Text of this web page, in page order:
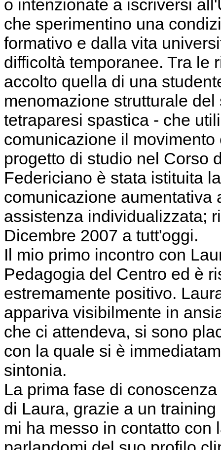
o intenzionate a iscriversi
che sperimentino una
formativo e dalla vita
difficoltà temporanee. Tra le
accolto quella di una
menomazione strutturale
tetraparesi spastica - che
comunicazione il
progetto di studio nel Corso
Federiciano è stata istituita
comunicazione aumentativa
assistenza individualizzata;
Dicembre 2007 a tutt'oggi.
Il mio primo incontro con
Pedagogia del Centro ed è
estremamente positivo.
appariva visibilmente in
che ci attendeva, si sono
con la quale si è
sintonia.
La prima fase di
di Laura, grazie a un
mi ha messo in contatto con